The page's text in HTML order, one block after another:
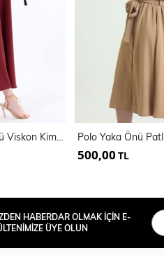
Manşetli İp Püsküllü Viskon Kimono | KMN35008
500,00 TL
HABERDAR OLMAK İÇİN E-
ÜYE OLUN